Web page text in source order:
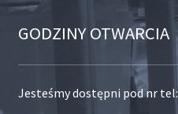
GODZINY OTWARCIA
Jesteśmy dostępni pod nr tel: